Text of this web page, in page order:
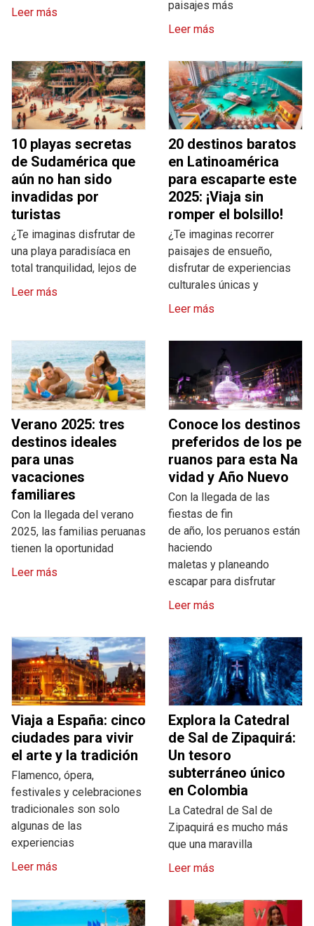
Leer más
paisajes más
Leer más
10 playas secretas
de Sudamérica que
aún no han sido
invadidas por
turistas
¿Te imaginas disfrutar de
una playa paradisíaca en
total tranquilidad, lejos de
Leer más
20 destinos baratos
en Latinoamérica
para escaparte este
2025: ¡Viaja sin
romper el bolsillo!
¿Te imaginas recorrer
paisajes de ensueño,
disfrutar de experiencias
culturales únicas y
Leer más
Verano 2025: tres
destinos ideales
para unas
vacaciones
familiares
Con la llegada del verano
2025, las familias peruanas
tienen la oportunidad
Leer más
Conoce los destinos
preferidos de los pe
ruanos para esta Na
vidad y Año Nuevo
Con la llegada de las
fiestas de fin
de año, los peruanos están
haciendo
maletas y planeando
escapar para disfrutar
Leer más
Viaja a España: cinco
ciudades para vivir
el arte y la tradición
Flamenco, ópera,
festivales y celebraciones
tradicionales son solo
algunas de las
experiencias
Leer más
Explora la Catedral
de Sal de Zipaquirá:
Un tesoro
subterráneo único
en Colombia
La Catedral de Sal de
Zipaquirá es mucho más
que una maravilla
Leer más